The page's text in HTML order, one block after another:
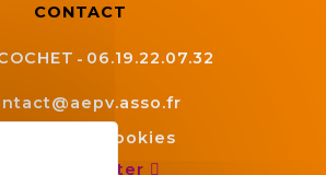
CONTACT
06.19.22.07.32
des cookies
Nous contacter